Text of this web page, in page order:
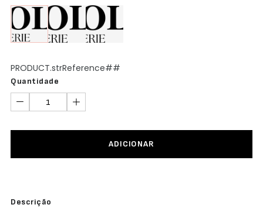
PRODUCT.strReference##
Quantidade
ADICIONAR
Descrição